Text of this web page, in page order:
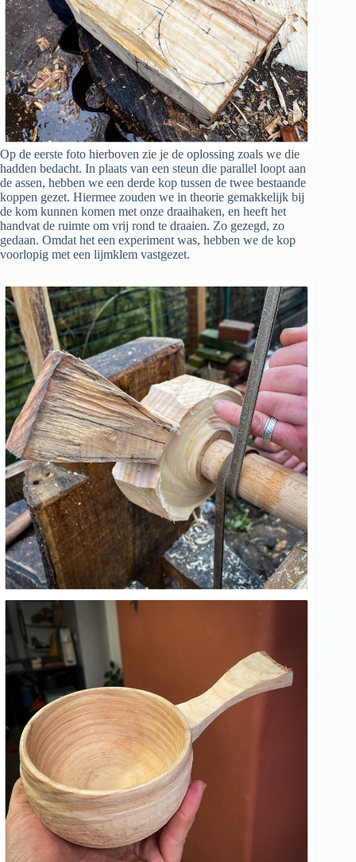
Op de eerste foto hierboven zie je de oplossing zoals we die
hadden bedacht. In plaats van een steun die parallel loopt aan
de assen, hebben we een derde kop tussen de twee bestaande
koppen gezet. Hiermee zouden we in theorie gemakkelijk bij
de kom kunnen komen met onze draaihaken, en heeft het
handvat de ruimte om vrij rond te draaien. Zo gezegd, zo
gedaan. Omdat het een experiment was, hebben we de kop
voorlopig met een lijmklem vastgezet.